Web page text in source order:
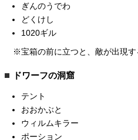
ぎんのうでわ
どくけし
1020ギル
※宝箱の前に立つと、敵が出現す
ドワーフの洞窟
テント
おおかぶと
ウィルムキラー
ポーション